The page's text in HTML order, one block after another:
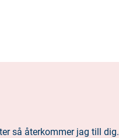
så återkommer jag till dig.